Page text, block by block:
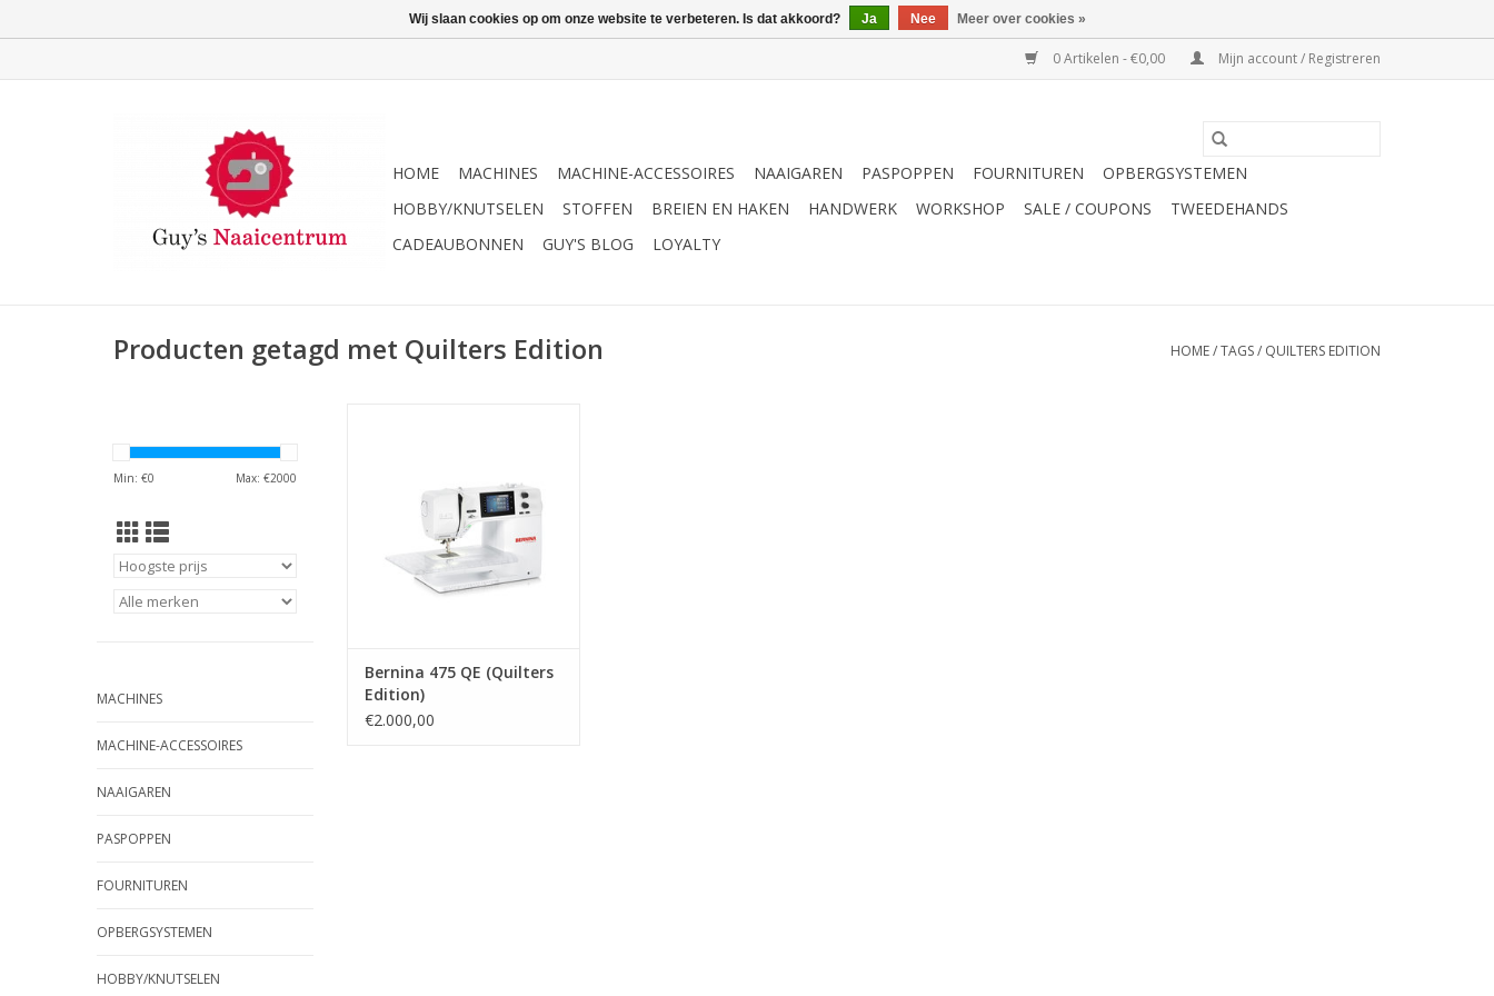
0 Artikelen - €0,00 Mijn account / Registreren
HOME MACHINES MACHINE-ACCESSOIRES NAAIGAREN PASPOPPEN FOURNITUREN
OPBERGSYSTEMEN
HOBBY/KNUTSELEN
STOFFEN BREIEN EN HAKEN HANDWERK WORKSHOP SALE / COUPONS
TWEEDEHANDS
CADEAUBONNEN
GUY'S BLOG LOYALTY
Producten getagd met Quilters Edition HOME/TAGS/ QUILTERS EDITION
Min: €0 Max: €2000
MACHINES
MACHINE-ACCESSOIRES
NAAIGAREN
PASPOPPEN
FOURNITUREN
OPBERGSYSTEMEN
HOBBY/KNUTSELEN
Bernina 475 QE (Quilters
Edition)
€2.000,00
Wij slaan cookies op om onze website te verbeteren. Is dat akkoord? Ja Nee Meer over cookies »